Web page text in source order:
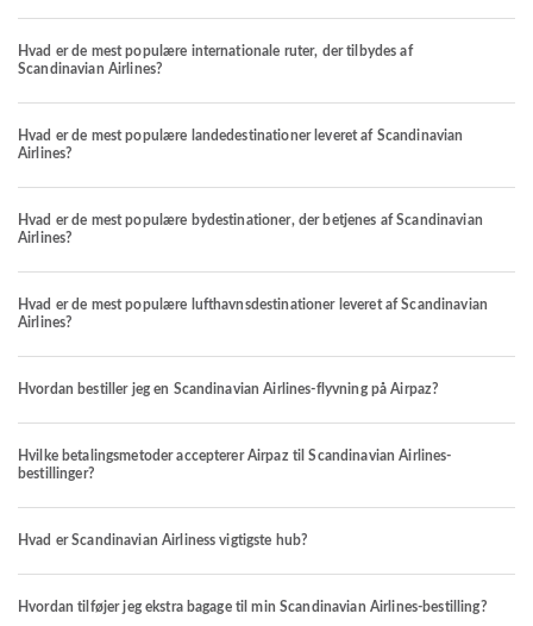
Hvad er de mest populære internationale ruter, der tilbydes af
Scandinavian Airlines?
Hvad er de mest populære landedestinationer leveret af Scandinavian
Airlines?
Hvad er de mest populære bydestinationer, der betjenes af Scandinavian
Airlines?
Hvad er de mest populære lufthavnsdestinationer leveret af Scandinavian
Airlines?
Hvordan bestiller jeg en Scandinavian Airlines-flyvning på Airpaz?
Hvilke betalingsmetoder accepterer Airpaz til Scandinavian Airlines-
bestillinger?
Hvad er Scandinavian Airliness vigtigste hub?
Hvordan tilføjer jeg ekstra bagage til min Scandinavian Airlines-bestilling?